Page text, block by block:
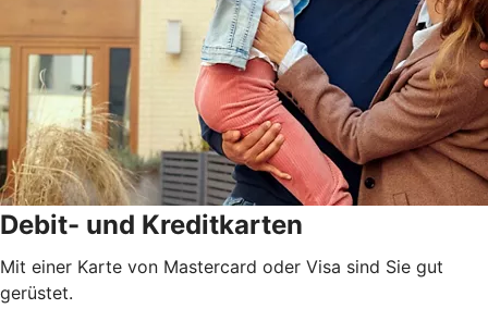
Debit- und Kreditkarten
Mit einer Karte von Mastercard oder Visa sind Sie gut
gerüstet.